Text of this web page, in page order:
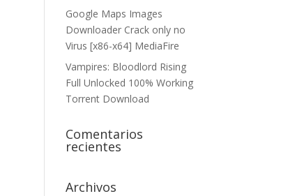
Google Maps Images
Downloader Crack only no
Virus [x86-x64] MediaFire
Vampires: Bloodlord Rising
Full Unlocked 100% Working
Torrent Download
Comentarios
recientes
Archivos